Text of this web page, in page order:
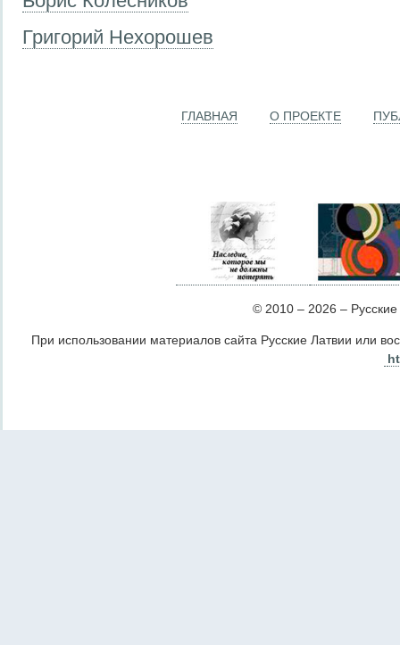
Григорий Нехорошев
ГЛАВНАЯ О ПРОЕКТЕ
© 2010 – 2026 –
При использовании материалов сайта Русские Латвии или